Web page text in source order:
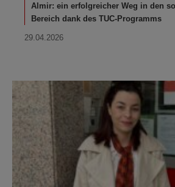
Almir: ein erfolgreicher Weg in den
Bereich dank des TUC-Programms
29.04.2026